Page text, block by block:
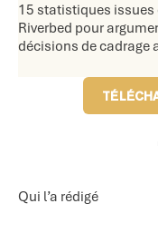
15 statistiques issues
Riverbed pour
décisions de cadrage
Qui l’a rédigé